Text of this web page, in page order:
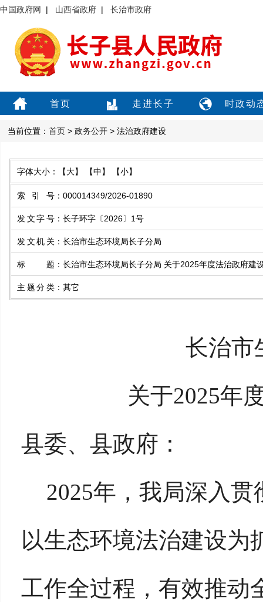
中国政府网 | 山西省政府 | 长治市政府
首页 走进长子 时政动
当前位置： 首页 > 政务公开 > 法治政府建设
字体大小： 【大】 【中】 【小】
索引号 ： 000014349/2026-01890
发文字号 ： 长子环字〔2026〕1号
发文机关 ： 长治市生态环境局长子分局
标题 ： 长治市生态环境局长子分局 关于2025年度法治政府建
主题分类 ： 其它
长治市
关于2025年
县委、县政府：
2025年，我局深入
以生态环境法治建设为
工作全过程，有效推动